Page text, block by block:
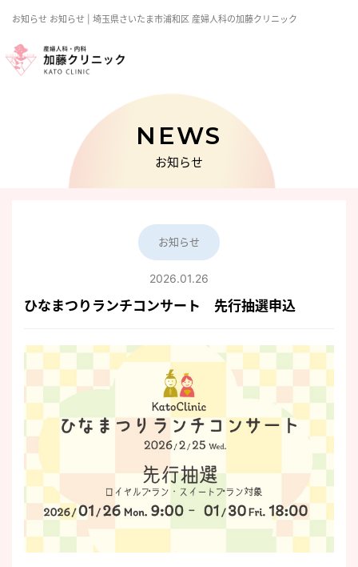
お知らせ お知らせ | 埼玉県さいたま市浦和区 産婦人科の加藤クリニック
NEWS
お知らせ
お知らせ
2026.01.26
ひなまつりランチコンサート 先行抽選申込